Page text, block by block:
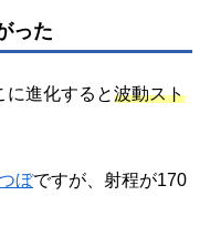
った
に進化すると波動スト
ぼですが、射程が170